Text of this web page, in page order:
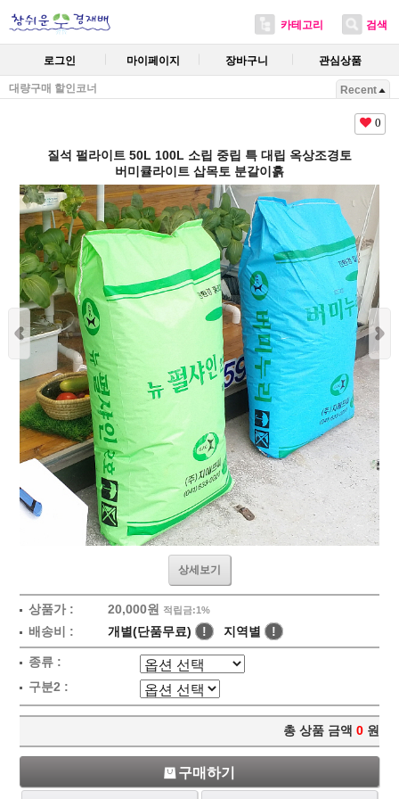
카테고리 검색
로그인 마이페이지 장바구니 관심상품
대량구매 할인코너 Recent
0
질석 펄라이트 50L 100L 소립 중립 특 대립 옥상조경토
버미큘라이트 삽목토 분갈이흙
상세보기
상품가 : 20,000원 적립금:1%
배송비 : 개별(단품무료) ! 지역별 !
종류 :
구분2 :
총 상품 금액 0 원
구매하기